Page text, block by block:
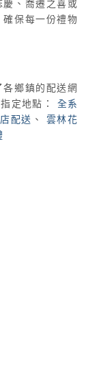
、喬遷之喜或
保每一份禮物
鄉鎮的配送網
定地點： 全系
配送 、 雲林花